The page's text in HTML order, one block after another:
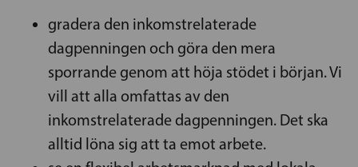
gradera den inkomstrelaterade
dagpenningen och göra den mera
sporrande genom att höja stödet i början. Vi
vill att alla omfattas av den
inkomstrelaterade dagpenningen. Det ska
alltid löna sig att ta emot arbete.